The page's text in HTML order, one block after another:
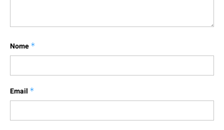
Nome *
Email *